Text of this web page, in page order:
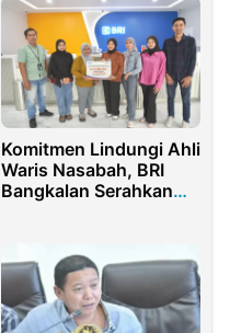
Komitmen Lindungi Ahli
Waris Nasabah, BRI
Bangkalan Serahkan